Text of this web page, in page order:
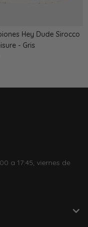
Hey Dude Sirocco
- Gris
a 17:45, viernes de